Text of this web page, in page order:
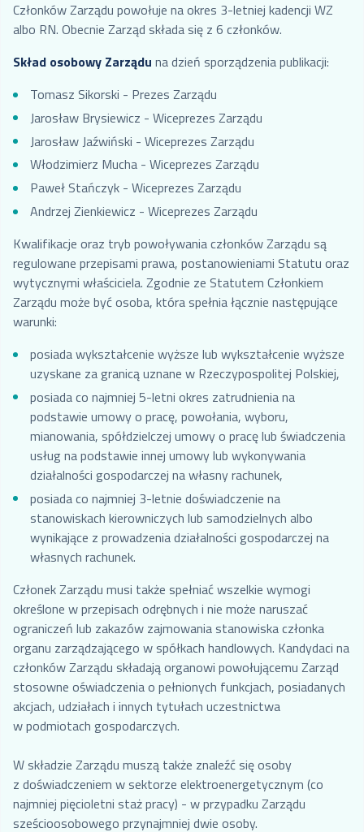
Magdalena Przybysz - Członek
Konrad Fischer - Członek RN
Przemysław Humięcki
- Członek RN
Rafał Wasilewski - Członek RN
Adrian Kalisz - Członek RN
Członków Zarządu powołuje na okres 3-letniej kadencji WZ
albo RN. Obecnie Zarząd składa się z 6 członków.
Skład osobowy Zarządu na dzień sporządzenia publikacji:
Tomasz Sikorski - Prezes Zarządu
Jarosław Brysiewicz - Wiceprezes Zarządu
Jarosław Jaźwiński - Wiceprezes Zarządu
Włodzimierz Mucha - Wiceprezes Zarządu
Paweł Stańczyk - Wiceprezes Zarządu
Andrzej Zienkiewicz - Wiceprezes Zarządu
Kwalifikacje oraz tryb powoływania członków Zarządu są
regulowane przepisami prawa, postanowieniami Statutu oraz
wytycznymi właściciela. Zgodnie ze Statutem Członkiem
Zarządu może być osoba, która spełnia łącznie następujące
warunki:
posiada wykształcenie wyższe lub wykształcenie wyższe
uzyskane za granicą uznane w Rzeczypospolitej Polskiej,
posiada co najmniej 5-letni okres zatrudnienia na
podstawie umowy o pracę, powołania, wyboru,
mianowania, spółdzielczej umowy o pracę lub świadczenia
usług na podstawie innej umowy lub wykonywania
działalności gospodarczej na własny rachunek,
posiada co najmniej 3-letnie doświadczenie na
stanowiskach kierowniczych lub samodzielnych albo
wynikające z prowadzenia działalności gospodarczej na
własnych rachunek.
Członek Zarządu musi także spełniać wszelkie wymogi
określone w przepisach odrębnych i nie może naruszać
ograniczeń lub zakazów zajmowania stanowiska członka
organu zarządzającego w spółkach handlowych. Kandydaci na
członków Zarządu składają organowi powołującemu Zarząd
stosowne oświadczenia o pełnionych funkcjach, posiadanych
akcjach, udziałach i innych tytułach uczestnictwa
w podmiotach gospodarczych.
W składzie Zarządu muszą także znaleźć się osoby
z doświadczeniem w sektorze elektroenergetycznym (co
najmniej pięcioletni staż pracy) - w przypadku Zarządu
sześcioosobowego przynajmniej dwie osoby.